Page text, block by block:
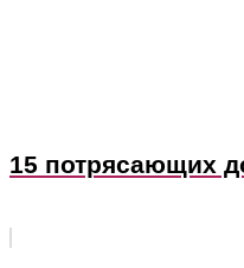
15 потрясающих